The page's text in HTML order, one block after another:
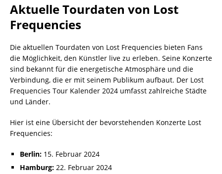
Aktuelle Tourdaten von Lost
Frequencies
Die aktuellen Tourdaten von Lost Frequencies bieten Fans
die Möglichkeit, den Künstler live zu erleben. Seine Konzerte
sind bekannt für die energetische Atmosphäre und die
Verbindung, die er mit seinem Publikum aufbaut. Der Lost
Frequencies Tour Kalender 2024 umfasst zahlreiche Städte
und Länder.
Hier ist eine Übersicht der bevorstehenden Konzerte Lost
Frequencies:
Berlin: 15. Februar 2024
Hamburg: 22. Februar 2024